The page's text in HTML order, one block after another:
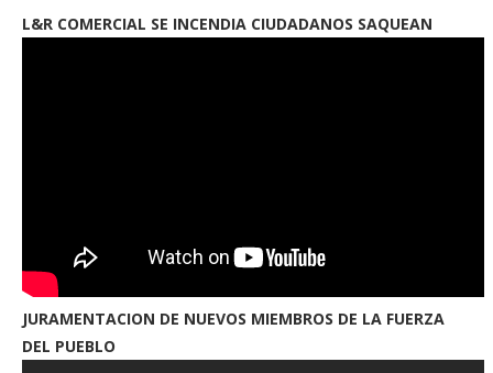
L&R COMERCIAL SE INCENDIA CIUDADANOS SAQUEAN
JURAMENTACION DE NUEVOS MIEMBROS DE LA FUERZA
DEL PUEBLO